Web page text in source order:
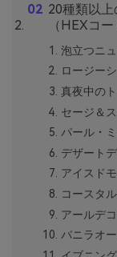
20種類以
（HEXコー
泡立つニ
ロージー
真夜中の
セージ＆
パール・
デザート
アイスド
コースタ
アールデ
バニラオ